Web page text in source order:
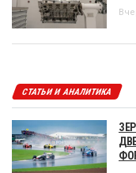
СТАТЬИ И АНАЛИТИКА